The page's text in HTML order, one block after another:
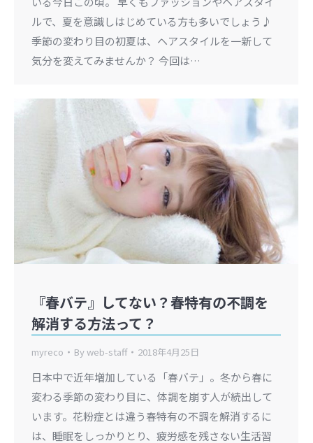
ルで、夏を意識しはじめている方も多いでしょう♪
季節の変わり目の初夏は、ヘアスタイルを一新して
気分を変えてみませんか？ 今回は…
『春バテ』してない？春特有の不調を
解消する方法って？
myreco Byweb-staff 2018年4月25日
日本中で近年増加している「春バテ」。冬から春に
変わる季節の変わり目に、体調を崩す人が続出して
います。花粉症とは違う春特有の不調を解消するに
は、睡眠をしっかりとり、疲労感を残さない生活習